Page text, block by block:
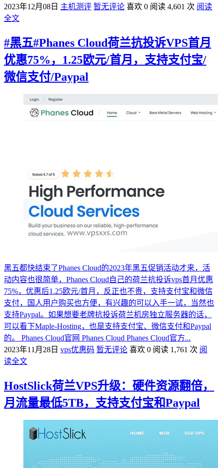
2023年12月08日 主机测评 暂无评论 喜欢 0 阅读 4,601 次 阅读
全文
#黑五#Phanes Cloud荷兰抗投诉VPS首月
优惠75%，1.25欧元/首月，支持支付宝/
微信支付/Paypal
黑五都快结束了Phanes Cloud的2023年黑五促销活动才来，活
动内容也很简单，Phanes Cloud自己的荷兰抗投诉vps首月优惠
75%，优惠后1.25欧元/首月，反正也不贵，支持支付宝和微信
支付，国人用户购买也方便，有兴趣的可以入手一试，当然也
支持Paypal。如果想要老牌抗投诉荷兰机房独立服务器的话，
可以看下Maple-Hosting，也是支持支付宝、微信支付和Paypal
的。 Phanes Cloud官网 Phanes Cloud Phanes Cloud官方...
2023年11月28日 vps优惠码 暂无评论 喜欢 0 阅读 1,761 次 阅
读全文
HostSlick荷兰VPS升级：硬件资源翻倍，
月流量最低5TB，支持支付宝和Paypal